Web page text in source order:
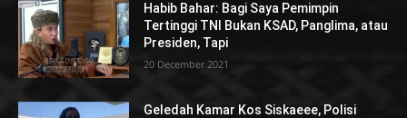
Habib Bahar: Bagi Saya Pemimpin
Tertinggi TNI Bukan KSAD, Panglima, atau
Presiden, Tapi
20 December 2021
Geledah Kamar Kos Siskaeee, Polisi